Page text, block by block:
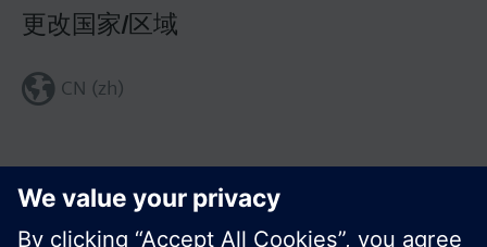
更改国家/区域
CN (zh)